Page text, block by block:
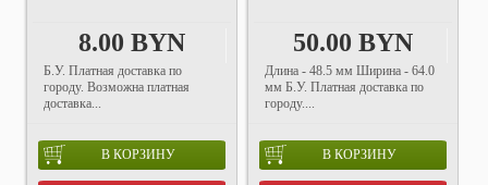
8.00 BYN
Б.У. Платная доставка по
городу. Возможна платная
доставка...
В КОРЗИНУ
50.00 BYN
Длина - 48.5 мм Ширина - 64.0
мм Б.У. Платная доставка по
городу....
В КОРЗИНУ